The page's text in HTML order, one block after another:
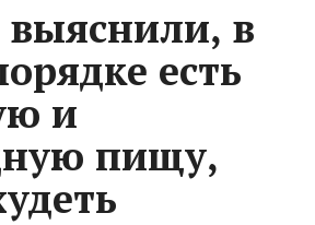
в
есть
и
пищу,